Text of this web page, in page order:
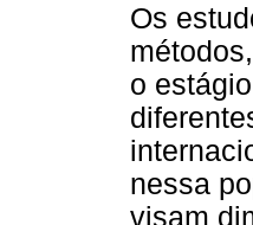
Os
o
nessa
visam